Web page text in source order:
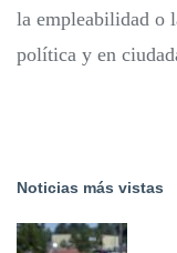
la empleabilidad o
política y en
Noticias más vistas